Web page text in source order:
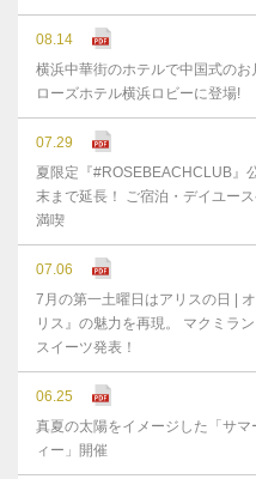
08.14
横浜中華街のホテルで中国式の
ローズホテル横浜ロビーに登場!
07.29
夏限定『#ROSEBEACHCLUB』
末まで延⻑！ ご宿泊・デイユー
満喫
07.06
7月の第一土曜日はアリスの日 |
リス』の魅力を再現。 マクミラ
スイーツ発表！
06.25
真夏の太陽をイメージした「サ
ィー」開催